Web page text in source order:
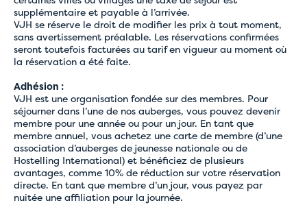
supplémentaire et payable à l’arrivée.
VJH se réserve le droit de modifier les prix à tout moment,
sans avertissement préalable. Les réservations confirmées
seront toutefois facturées au tarif en vigueur au moment où
la réservation a été faite.
Adhésion :
VJH est une organisation fondée sur des membres. Pour
séjourner dans l’une de nos auberges, vous pouvez devenir
membre pour une année ou pour un jour. En tant que
membre annuel, vous achetez une carte de membre (d’une
association d’auberges de jeunesse nationale ou de
Hostelling International) et bénéficiez de plusieurs
avantages, comme 10% de réduction sur votre réservation
directe. En tant que membre d’un jour, vous payez par
nuitée une affiliation pour la journée.